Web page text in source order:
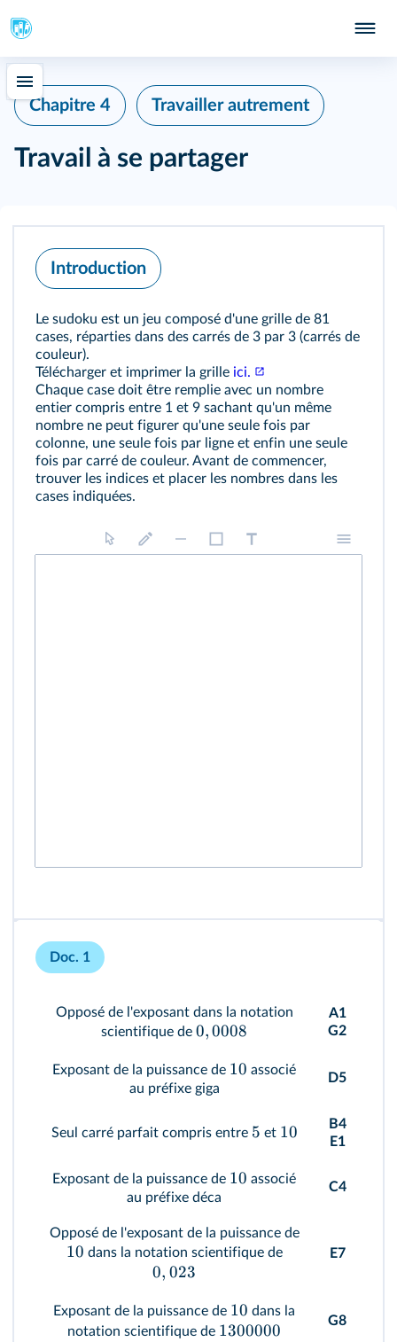
Chapitre 4 Travailler autrement
Travail à se partager
Introduction
Le sudoku est un jeu composé d'une grille de 81
cases, réparties dans des carrés de 3 par 3 (carrés de
couleur).
Télécharger et imprimer la grille ici.
Chaque case doit être remplie avec un nombre
entier compris entre 1 et 9 sachant qu'un même
nombre ne peut figurer qu'une seule fois par
colonne, une seule fois par ligne et enfin une seule
fois par carré de couleur. Avant de commencer,
trouver les indices et placer les nombres dans les
cases indiquées.
Doc. 1
Opposé de l'exposant dans la notation
scientifique de 0,0008
A1
G2
Exposant de la puissance de 10 associé
au préfixe giga
D5
Seul carré parfait compris entre 5 et 10
B4
E1
Exposant de la puissance de 10 associé
au préfixe déca
C4
Opposé de l'exposant de la puissance de
10 dans la notation scientifique de
0, 023
E7
Exposant de la puissance de 10 dans la
notation scientifique de 1300000 G8